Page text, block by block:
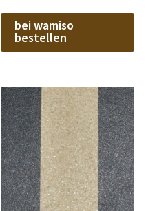
bei wamiso
bestellen